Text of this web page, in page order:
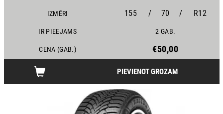
IZMĒRI 155 / 70 / R12
IR PIEEJAMS 2 GAB.
CENA (GAB.) €50,00
PIEVIENOT GROZAM